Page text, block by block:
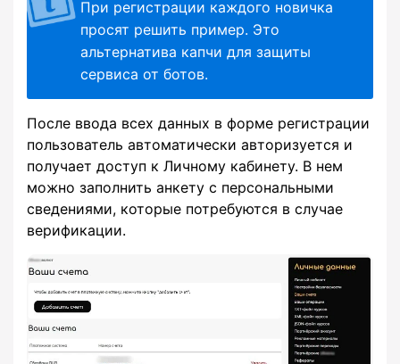
При регистрации каждого новичка
просят решить пример. Это
альтернатива капчи для защиты
сервиса от ботов.
После ввода всех данных в форме регистрации
пользователь автоматически авторизуется и
получает доступ к Личному кабинету. В нем
можно заполнить анкету с персональными
сведениями, которые потребуются в случае
верификации.